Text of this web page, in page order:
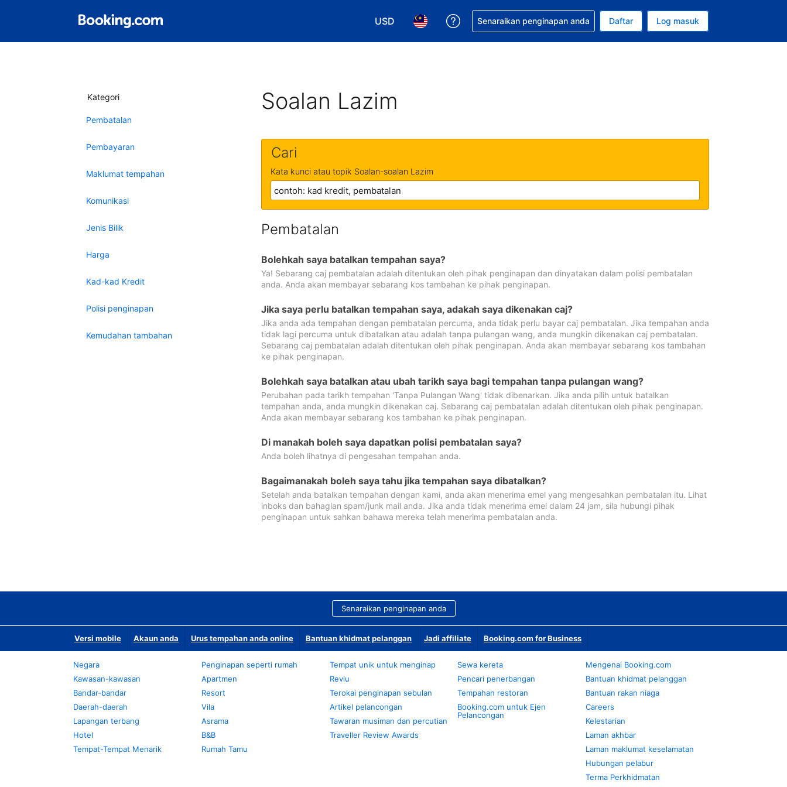
USD
Pilih mata wang anda. Mata wang semasa anda adalah Dolar A.S.
Pilih bahasa anda. Bahasa semasa anda adalah Bahasa Malaysia
Dapatkan bantuan bagi tempahan anda
Senaraikan penginapan anda Daftar Log masuk
Kategori
Pembatalan
Pembayaran
Maklumat tempahan
Komunikasi
Jenis Bilik
Harga
Kad-kad Kredit
Polisi penginapan
Kemudahan tambahan
Soalan Lazim
Cari
Kata kunci atau topik Soalan-soalan Lazim
Pembatalan
Bolehkah saya batalkan tempahan saya?
Ya! Sebarang caj pembatalan adalah ditentukan oleh pihak penginapan dan dinyatakan dalam polisi pembatalan
anda. Anda akan membayar sebarang kos tambahan ke pihak penginapan.
Jika saya perlu batalkan tempahan saya, adakah saya dikenakan caj?
Jika anda ada tempahan dengan pembatalan percuma, anda tidak perlu bayar caj pembatalan. Jika tempahan anda
tidak lagi percuma untuk dibatalkan atau adalah tanpa pulangan wang, anda mungkin dikenakan caj pembatalan.
Sebarang caj pembatalan adalah ditentukan oleh pihak penginapan. Anda akan membayar sebarang kos tambahan
ke pihak penginapan.
Bolehkah saya batalkan atau ubah tarikh saya bagi tempahan tanpa pulangan wang?
Perubahan pada tarikh tempahan 'Tanpa Pulangan Wang' tidak dibenarkan. Jika anda pilih untuk batalkan
tempahan anda, anda mungkin dikenakan caj. Sebarang caj pembatalan adalah ditentukan oleh pihak penginapan.
Anda akan membayar sebarang kos tambahan ke pihak penginapan.
Di manakah boleh saya dapatkan polisi pembatalan saya?
Anda boleh lihatnya di pengesahan tempahan anda.
Bagaimanakah boleh saya tahu jika tempahan saya dibatalkan?
Setelah anda batalkan tempahan dengan kami, anda akan menerima emel yang mengesahkan pembatalan itu. Lihat
inboks dan bahagian spam/junk mail anda. Jika anda tidak menerima emel dalam 24 jam, sila hubungi pihak
penginapan untuk sahkan bahawa mereka telah menerima pembatalan anda.
Senaraikan penginapan anda
Versi mobile Akaun anda Urus tempahan anda online Bantuan khidmat pelanggan Jadi affiliate Booking.com for Business
Negara
Kawasan-kawasan
Bandar-bandar
Daerah-daerah
Lapangan terbang
Hotel
Tempat-Tempat Menarik
Penginapan seperti rumah
Apartmen
Resort
Vila
Asrama
B&B
Rumah Tamu
Tempat unik untuk menginap
Reviu
Terokai penginapan sebulan
Artikel pelancongan
Tawaran musiman dan percutian
Traveller Review Awards
Sewa kereta
Pencari penerbangan
Tempahan restoran
Booking.com untuk Ejen
Pelancongan
Mengenai Booking.com
Bantuan khidmat pelanggan
Bantuan rakan niaga
Careers
Kelestarian
Laman akhbar
Laman maklumat keselamatan
Hubungan pelabur
Terma Perkhidmatan